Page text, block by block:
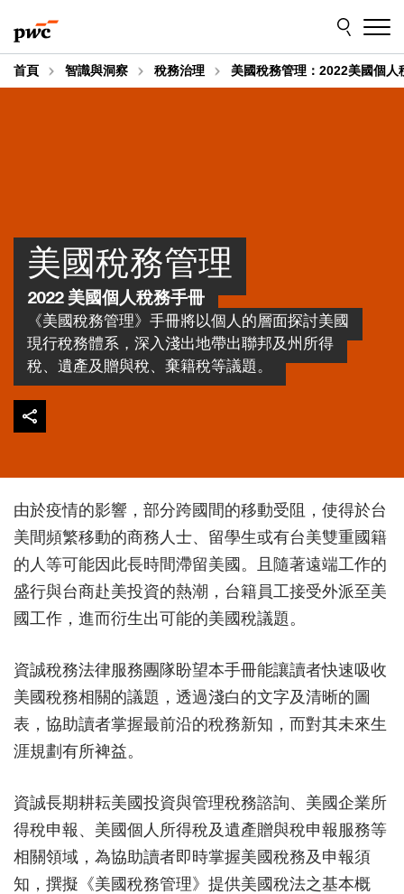
to
content
to
footer
首頁 智識與洞察 稅務治理 美國稅務管理：2022美國個人
美國稅務管理
2022 美國個人稅務手冊
《美國稅務管理》手冊將以個人的層面探討美國
現行稅務體系，深入淺出地帶出聯邦及州所得
稅、遺產及贈與稅、棄籍稅等議題。
由於疫情的影響，部分跨國間的移動受阻，使得於台
美間頻繁移動的商務人士、留學生或有台美雙重國籍
的人等可能因此長時間滯留美國。且隨著遠端工作的
盛行與台商赴美投資的熱潮，台籍員工接受外派至美
國工作，進而衍生出可能的美國稅議題。
資誠稅務法律服務團隊盼望本手冊能讓讀者快速吸收
美國稅務相關的議題，透過淺白的文字及清晰的圖
表，協助讀者掌握最前沿的稅務新知，而對其未來生
涯規劃有所裨益。
資誠長期耕耘美國投資與管理稅務諮詢、美國企業所
得稅申報、美國個人所得稅及遺產贈與稅申報服務等
相關領域，為協助讀者即時掌握美國稅務及申報須
知，撰擬《美國稅務管理》提供美國稅法之基本概